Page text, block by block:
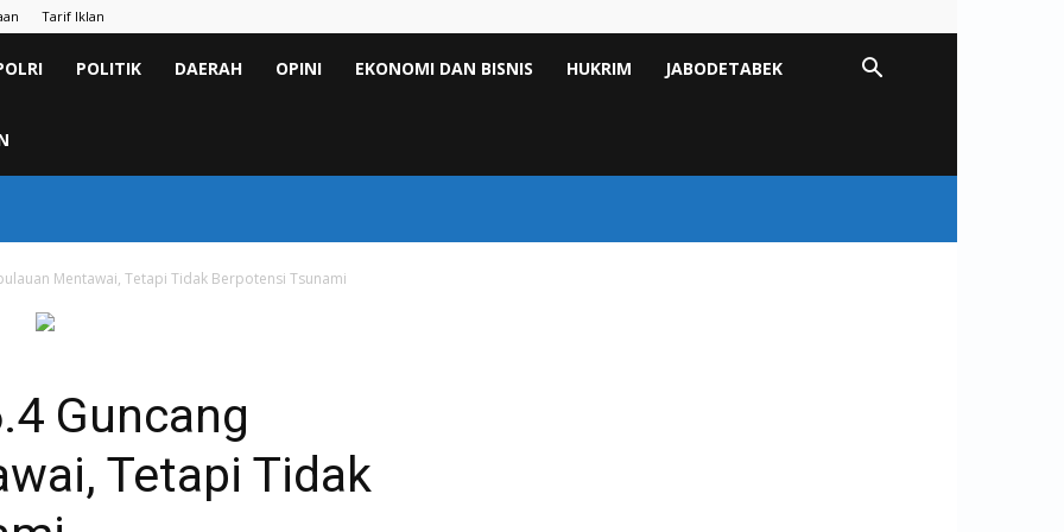
Tarif Iklan
POLITIK DAERAH OPINI EKONOMI DAN BISNIS HUKRIM JABODETABEK
Mentawai, Tetapi Tidak Berpotensi Tsunami
Guncang
Tetapi Tidak